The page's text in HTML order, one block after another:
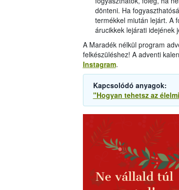
dönteni. Ha
termékkel miután lejárt. A
árucikkek lejárati idejének
A Maradék nélkül program
felkészüléshez! A adventi
Instagram.
Kapcsolódó anyagok:
"Hogyan tehetsz az